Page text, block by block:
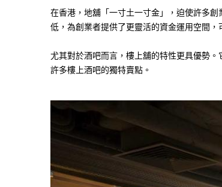
在香港，地舖「一寸土一寸金」，迫使許多
低，為創業者提供了更靈活的資金運用空間
尤其對於酒吧而言，樓上舖的特性更具優勢
許多樓上酒吧的獨特賣點。